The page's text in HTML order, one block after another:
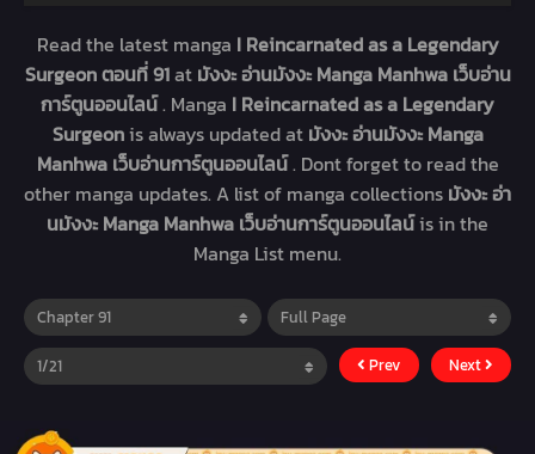
Read the latest manga I Reincarnated as a Legendary
Surgeon ตอนที่ 91at มังงะ อ่านมังงะ Manga Manhwa เว็บอ่าน
การ์ตูนออนไลน์. Manga I Reincarnated as a Legendary
Surgeonis always updated at มังงะ อ่านมังงะ Manga
Manhwa เว็บอ่านการ์ตูนออนไลน์. Dont forget to read the
other manga updates. A list of manga collections มังงะ อ่า
นมังงะ Manga Manhwa เว็บอ่านการ์ตูนออนไลน์is in the
Manga List menu.
Prev Next